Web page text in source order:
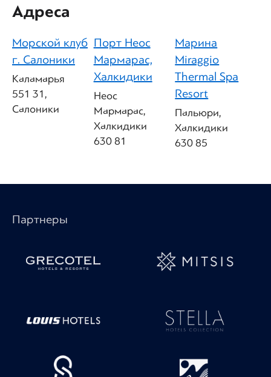
Адреса
Морской клуб
г. Салоники
Каламарья
551 31,
Салоники
Порт Неос
Мармарас,
Халкидики
Неос
Мармарас,
Халкидики
630 81
Марина
Miraggio
Thermal Spa
Resort
Пальюри,
Халкидики
630 85
Партнеры